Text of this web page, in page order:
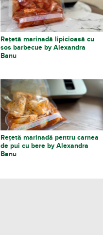
Rețetă marinadă lipicioasă cu
sos barbecue by Alexandra
Banu
Rețetă marinadă pentru carnea
de pui cu bere by Alexandra
Banu